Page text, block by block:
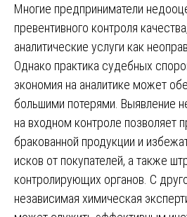
Многие предприниматели
превентивного контроля
аналитические услуги как
Однако практика судебных
экономия на аналитике может
большими потерями. Выявление
на входном контроле позволяет
бракованной продукции и
исков от покупателей, а также
контролирующих органов. С
независимая химическая